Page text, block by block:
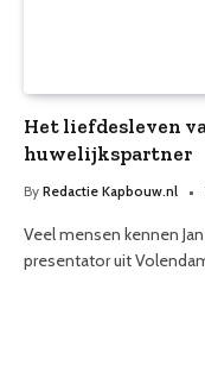
Het liefdesleven
huwelijkspartner
By Redactie Kapbouw.nl
Veel mensen kennen
presentator uit